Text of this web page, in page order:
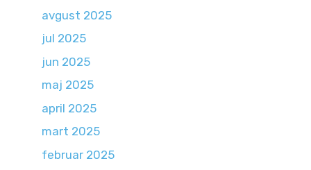
avgust 2025
jul 2025
jun 2025
maj 2025
april 2025
mart 2025
februar 2025